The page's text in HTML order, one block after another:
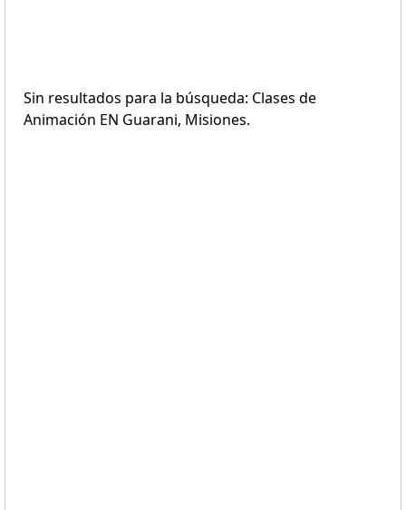
Sin resultados para la búsqueda: Clases de
Animación EN Guarani, Misiones.